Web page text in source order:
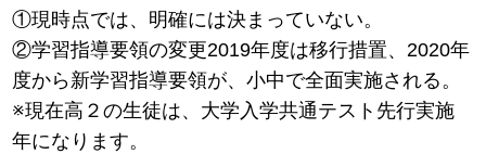
①現時点では、明確には決まっていない。
②学習指導要領の変更2019年度は移行措置、2020年
度から新学習指導要領が、小中で全面実施される。
※現在高２の生徒は、大学入学共通テスト先行実施
年になります。